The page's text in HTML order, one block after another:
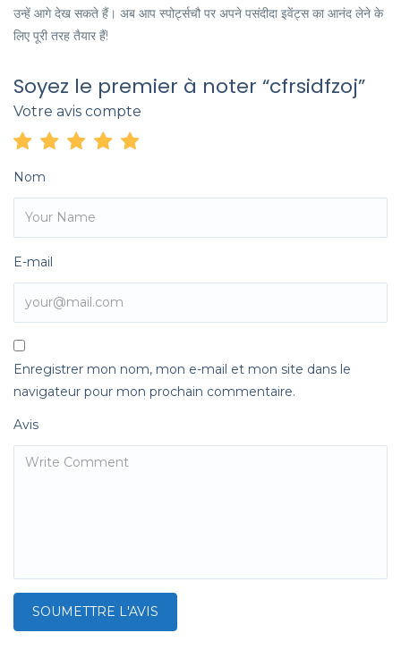
उन्हें आगे देख सकते हैं। अब आप स्पोर्ट्सचौ पर अपने पसंदीदा इवेंट्स का आनंद लेने के
लिए पूरी तरह तैयार हैं!
Soyez le premier à noter “cfrsidfzoj”
Votre avis compte
Nom
E-mail
Enregistrer mon nom, mon e-mail et mon site dans le
navigateur pour mon prochain commentaire.
Avis